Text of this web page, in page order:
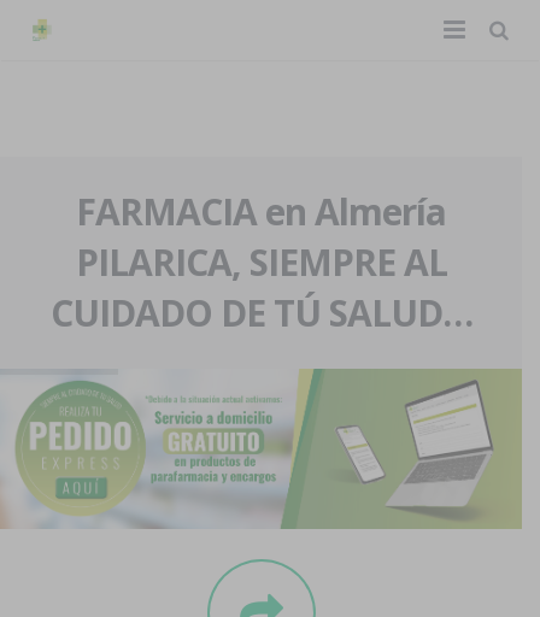
La farmacia
Nuestra historia
Nuestro equipo
Eventos
Servicios y reservas
Pedidos express
Blog
Contacto
Boletín
FARMACIA en Almería
PILARICA, SIEMPRE AL
CUIDADO DE TÚ SALUD…